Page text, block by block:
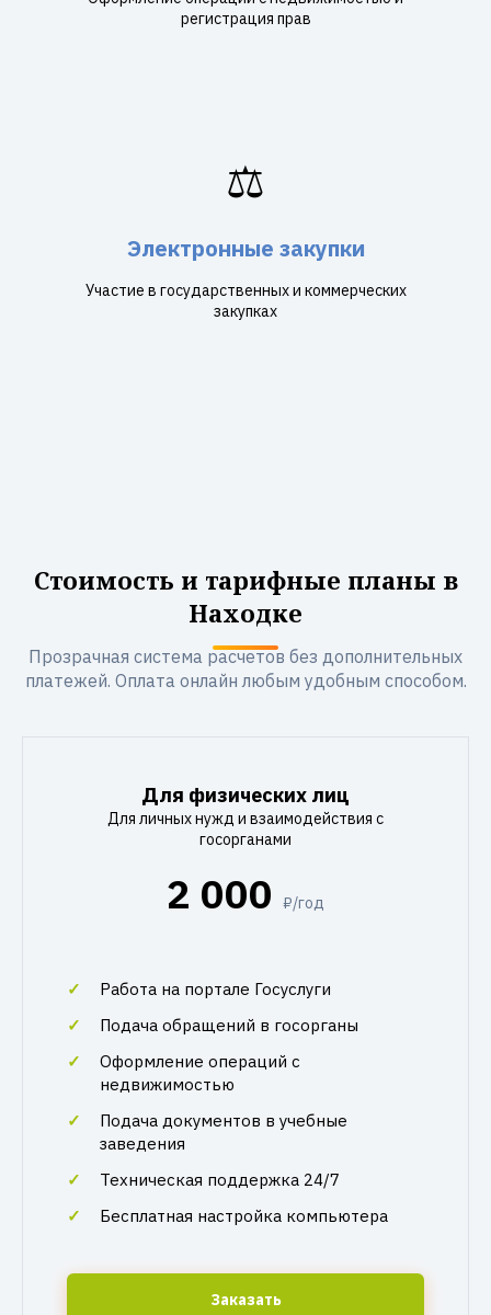
регистрация прав
⚖️
Электронные закупки
Участие в государственных и коммерческих
закупках
Стоимость и тарифные планы в
Находке
Прозрачная система расчетов без дополнительных
платежей. Оплата онлайн любым удобным способом.
Для физических лиц
Для личных нужд и взаимодействия с
госорганами
2 000 ₽/год
Работа на портале Госуслуги
Подача обращений в госорганы
Оформление операций с
недвижимостью
Подача документов в учебные
заведения
Техническая поддержка 24/7
Бесплатная настройка компьютера
Заказать